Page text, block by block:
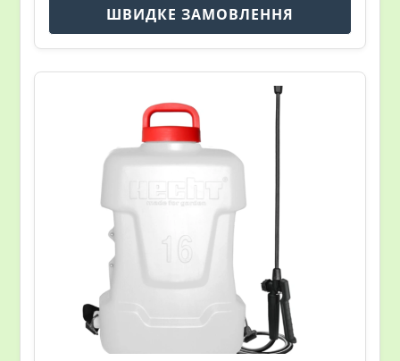
ШВИДКЕ ЗАМОВЛЕННЯ